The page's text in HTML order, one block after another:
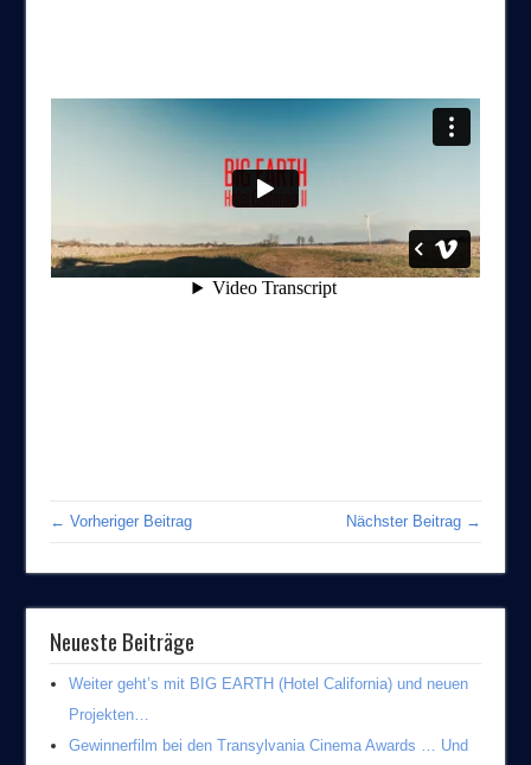
← Vorheriger Beitrag Nächster Beitrag →
Neueste Beiträge
Weiter geht’s mit BIG EARTH (Hotel California) und neuen
Projekten…
Gewinnerfilm bei den Transylvania Cinema Awards … Und